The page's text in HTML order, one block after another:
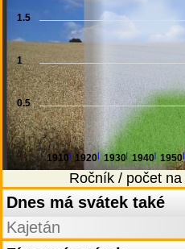
1910 1920 1930 1940 1950
0.5
1
1.5
Ročník / počet
Dnes má svátek také
Kajetán